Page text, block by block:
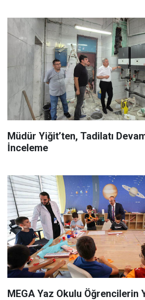
Müdür Yiğit’ten, Tadilatı
İnceleme
MEGA Yaz Okulu Öğrencilerin